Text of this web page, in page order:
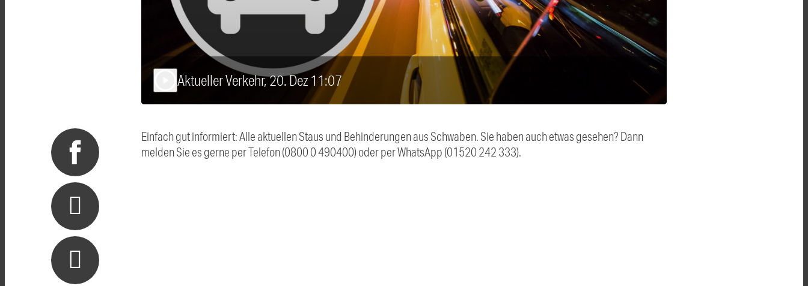
Aktueller Verkehr, 20. Dez 11:07
Einfach gut informiert: Alle aktuellen Staus und Behinderungen aus Schwaben. Sie haben auch etwas gesehen? Dann
melden Sie es gerne per Telefon (0800 0 490400) oder per WhatsApp (01520 242 333).